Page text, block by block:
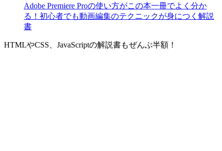
Adobe Premiere Proの使い方がこの本一冊でよく分か
る！初心者でも動画編集のテクニックが身につく解説
書
HTMLやCSS、JavaScriptの解説書もぜんぶ半額！